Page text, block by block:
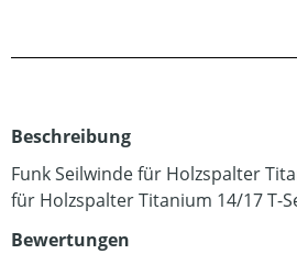
Beschreibung
Funk Seilwinde für Holzspalter
für Holzspalter Titanium 14/17 T-
Bewertungen